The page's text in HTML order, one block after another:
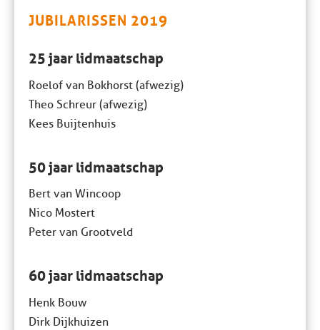
JUBILARISSEN 2019
25 jaar lidmaatschap
Roelof van Bokhorst (afwezig)
Theo Schreur (afwezig)
Kees Buijtenhuis
50 jaar lidmaatschap
Bert van Wincoop
Nico Mostert
Peter van Grootveld
60 jaar lidmaatschap
Henk Bouw
Dirk Dijkhuizen